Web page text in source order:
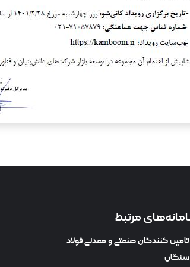
مرتبط
تامین کنندگان صنعتی و معدنی فولاد
سنگان